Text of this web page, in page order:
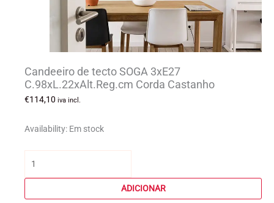
Candeeiro de tecto SOGA 3xE27
C.98xL.22xAlt.Reg.cm Corda Castanho
€114,10 iva incl.
Availability: Em stock
de
ADICIONAR